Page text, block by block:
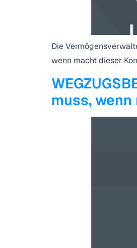
Die
wenn macht dieser
muss,